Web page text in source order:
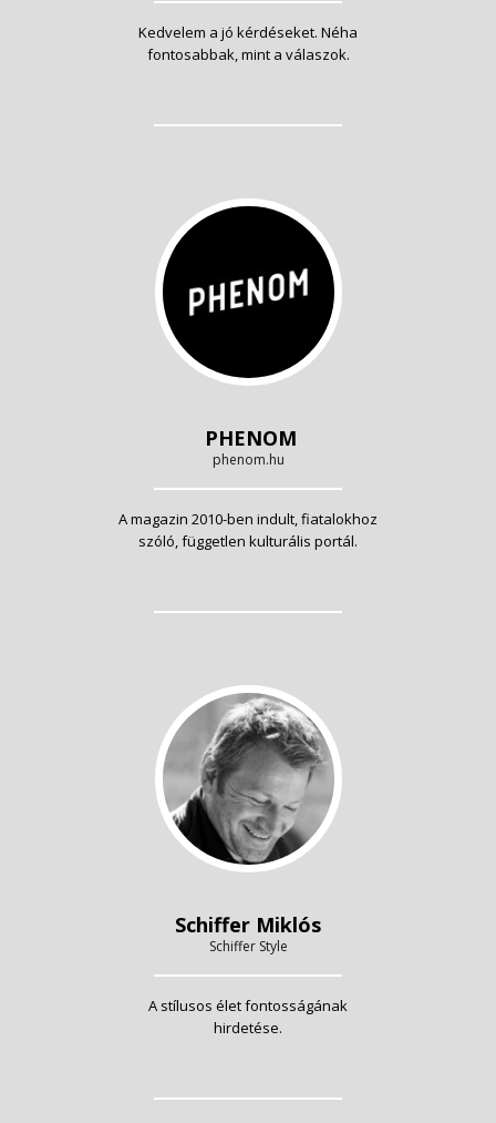
Kedvelem a jó kérdéseket. Néha
fontosabbak, mint a válaszok.
PHENOM
phenom.hu
A magazin 2010-ben indult, fiatalokhoz
szóló, független kulturális portál.
Schiffer Miklós
Schiffer Style
A stílusos élet fontosságának
hirdetése.